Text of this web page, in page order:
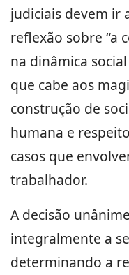
judiciais devem ir
reflexão sobre “a
na dinâmica
que cabe aos
construção de
humana e
casos que
trabalhador.
A decisão
integralmente a
determinando a